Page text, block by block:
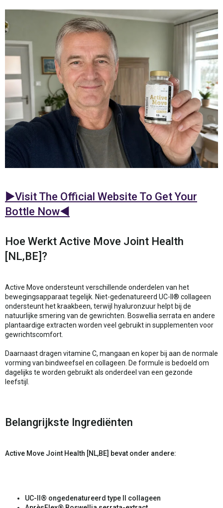
►Visit The Official Website To Get Your
Bottle Now◄
Hoe Werkt Active Move Joint Health
[NL,BE]?
Active Move ondersteunt verschillende onderdelen van het
bewegingsapparaat tegelijk. Niet-gedenatureerd UC-II® collageen
ondersteunt het kraakbeen, terwijl hyaluronzuur helpt bij de
natuurlijke smering van de gewrichten. Boswellia serrata en andere
plantaardige extracten worden veel gebruikt in supplementen voor
gewrichtscomfort.
Daarnaast dragen vitamine C, mangaan en koper bij aan de normale
vorming van bindweefsel en collageen. De formule is bedoeld om
dagelijks te worden gebruikt als onderdeel van een gezonde
leefstijl.
Belangrijkste Ingrediënten
Active Move Joint Health [NL,BE] bevat onder andere:
UC-II® ongedenatureerd type II collageen